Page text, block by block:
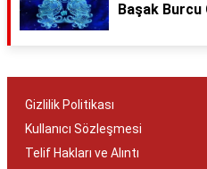
Başak Burcu
Gizlilik Politikası
Kullanıcı Sözleşmesi
Telif Hakları ve Alıntı